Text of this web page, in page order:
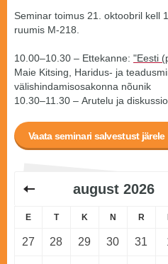
august 2026
E T K N R
27 28 29 30 31
Seminar toimus 21. oktoobril kell
ruumis M-218.
10.00–10.30 – Ettekanne: "Eesti
Maie Kitsing, Haridus- ja
välishindamisosakonna nõunik
10.30–11.30 – Arutelu ja
Vaata seminari salvestust järele